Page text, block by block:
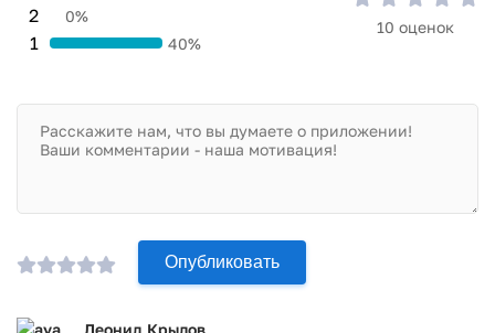
1 40%
2 0%
10 оценок
Опубликовать
Леонид Крылов